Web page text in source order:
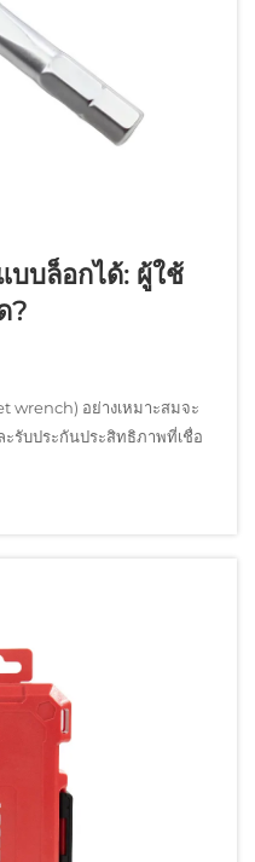
บบล็อกได้: ผู้ใช้
?
wrench) อย่างเหมาะสมจะ
ะรับประกันประสิทธิภาพที่เชื่อ
รตรวจสอบเป็นประจำจะช่วย
วามล้มเหลวของเครื่องมือ จึง